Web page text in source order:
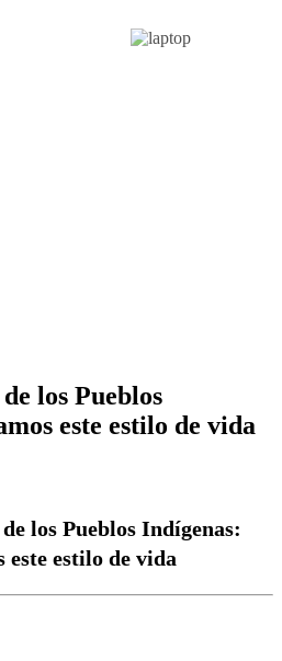
los Pueblos
este estilo de vida
los Pueblos Indígenas:
este estilo de vida